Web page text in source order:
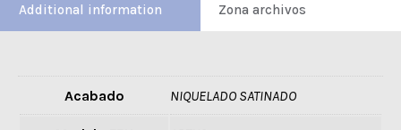
Additional information Zona archivos
Acabado NIQUELADO SATINADO